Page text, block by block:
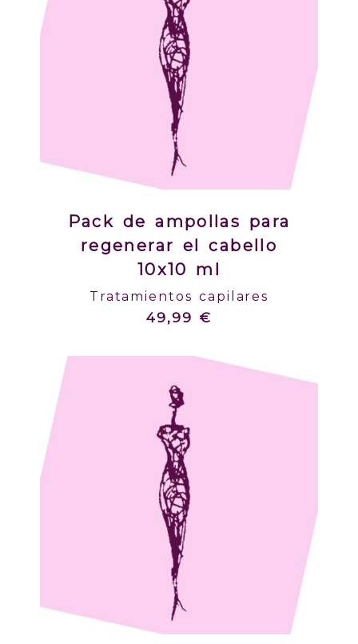
Pack de ampollas para
regenerar el cabello
10x10 ml
Tratamientos capilares
49,99 €